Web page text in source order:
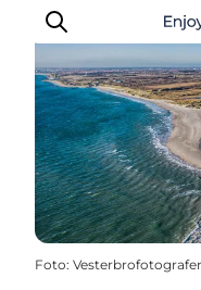
Oplevelser
Planlæg din
Byer og
Guides
Foto: